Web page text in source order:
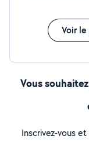
Voir
Vous
Inscrivez-vous